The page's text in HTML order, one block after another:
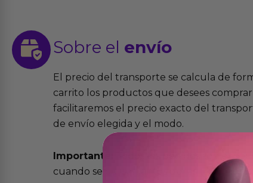
Sobre el envío
El precio del transporte se calcula de
carrito los productos que desees
facilitaremos el precio exacto del
de envío elegida y el modo.
Importante:
cuando se cursen antes de las 13:00 horas